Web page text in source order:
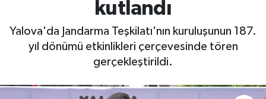
kutlandı
Yalova'da Jandarma Teşkilatı'nın kuruluşunun 187.
yıl dönümü etkinlikleri çerçevesinde tören
gerçekleştirildi.
SİYASET
Son Dakika Haberleri